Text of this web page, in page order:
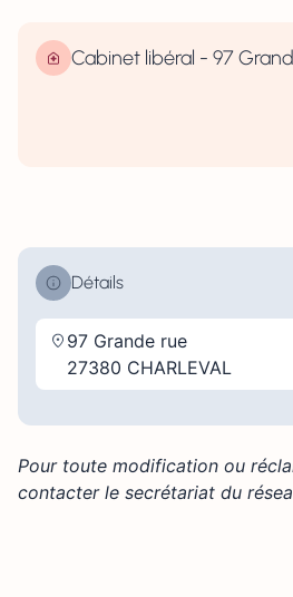
Cabinet libéral - 97
Détails
97 Grande rue
27380 CHARLEVAL
Pour toute modification ou
contacter le secrétariat du